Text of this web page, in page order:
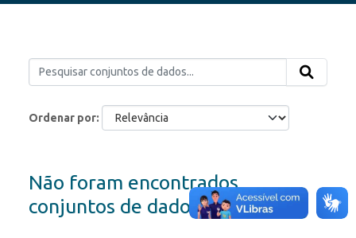
Ordenar por
Não foram encontrados
conjuntos de dados